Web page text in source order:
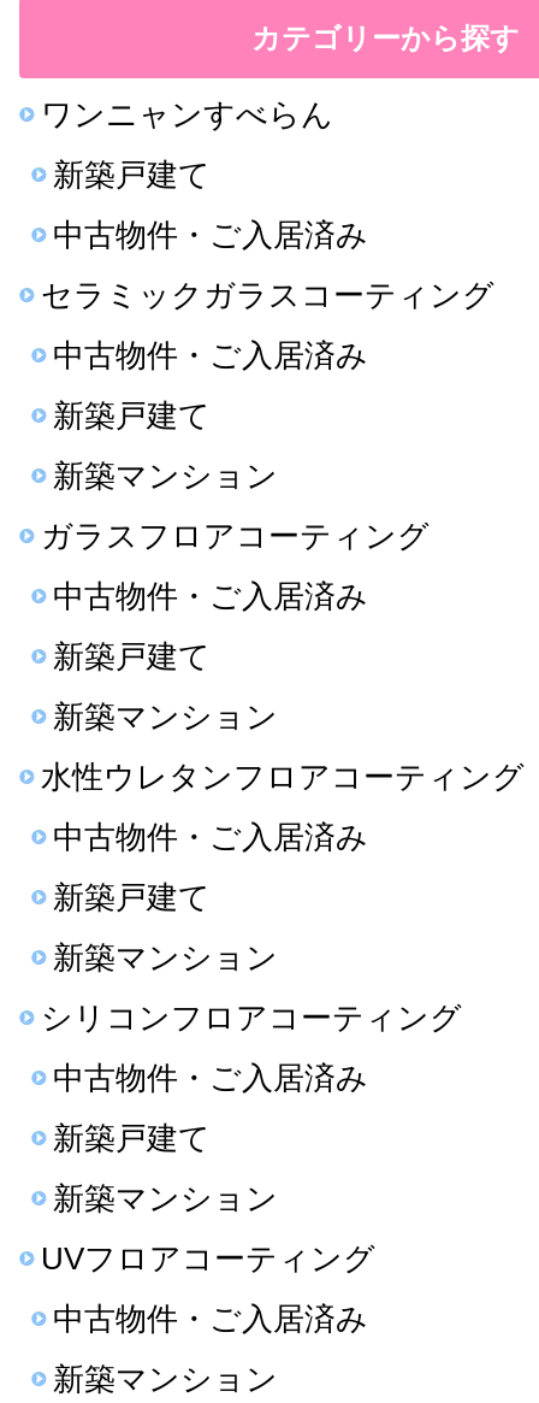
カテゴリーから探す
ワンニャンすべらん
新築戸建て
中古物件・ご入居済み
セラミックガラスコーティング
中古物件・ご入居済み
新築戸建て
新築マンション
ガラスフロアコーティング
中古物件・ご入居済み
新築戸建て
新築マンション
水性ウレタンフロアコーティング
中古物件・ご入居済み
新築戸建て
新築マンション
シリコンフロアコーティング
中古物件・ご入居済み
新築戸建て
新築マンション
UVフロアコーティング
中古物件・ご入居済み
新築マンション